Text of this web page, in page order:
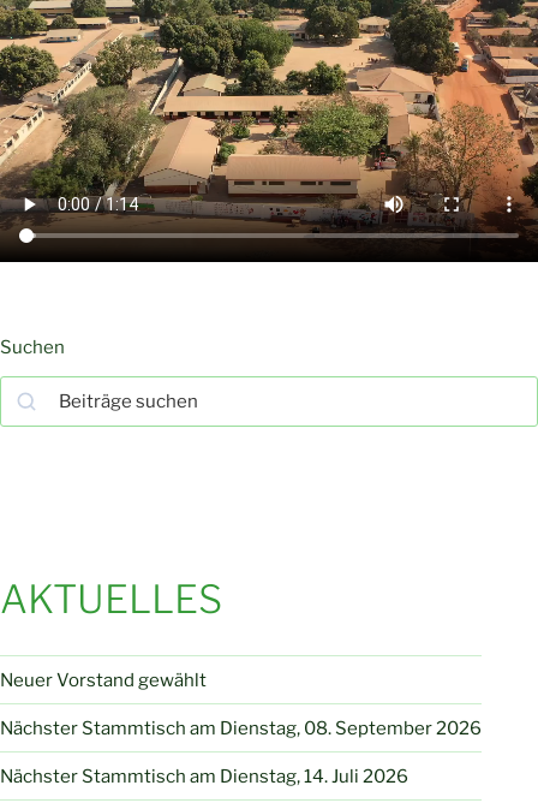
Suchen
Suchen
AKTUELLES
Neuer Vorstand gewählt
Nächster Stammtisch am Dienstag, 08. September 2026
Nächster Stammtisch am Dienstag, 14. Juli 2026